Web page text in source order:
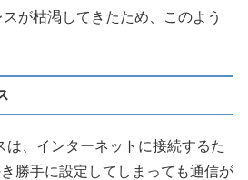
が枯渇してきたため、このよう
は、インターネットに接続するた
勝手に設定してしまっても通信が